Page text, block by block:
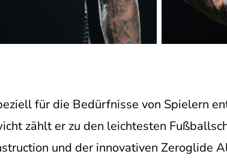
für die Bedürfnisse von Spielern
zählt er zu den leichtesten
und der innovativen Zeroglide